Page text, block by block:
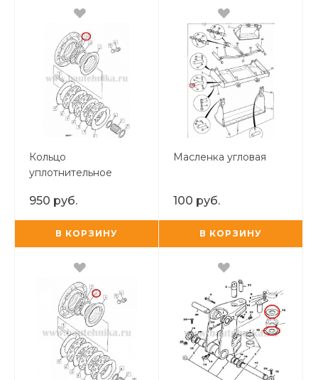
Кольцо
уплотнительное
большое TUR
950 руб.
В КОРЗИНУ
Масленка угловая
100 руб.
В КОРЗИНУ